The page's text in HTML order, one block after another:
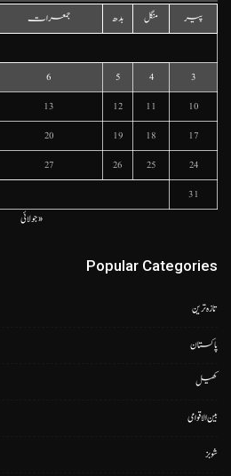
پیر منگل بدھ جمعرات
3
4
5
6
10
11
12
13
17
18
19
20
24
25
26
27
31
« جولائی
Popular Categories
تازہ ترین
پاکستان
کھیل
بین الاقوامی
شوبز